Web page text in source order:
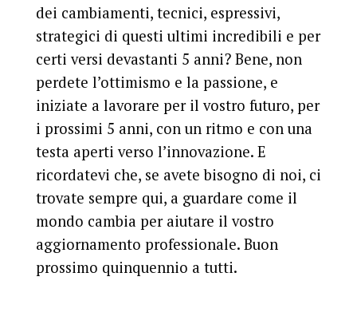
dei cambiamenti, tecnici, espressivi,
strategici di questi ultimi incredibili e per
certi versi devastanti 5 anni? Bene, non
perdete l’ottimismo e la passione, e
iniziate a lavorare per il vostro futuro, per
i prossimi 5 anni, con un ritmo e con una
testa aperti verso l’innovazione. E
ricordatevi che, se avete bisogno di noi, ci
trovate sempre qui, a guardare come il
mondo cambia per aiutare il vostro
aggiornamento professionale. Buon
prossimo quinquennio a tutti.